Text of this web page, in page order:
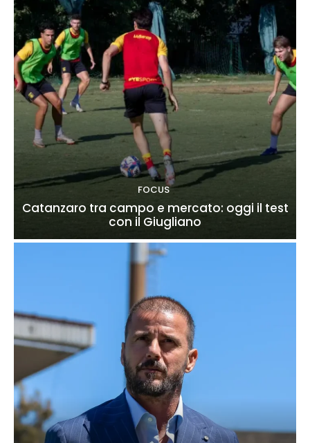
FOCUS
Catanzaro tra campo e mercato: oggi il test
con il Giugliano